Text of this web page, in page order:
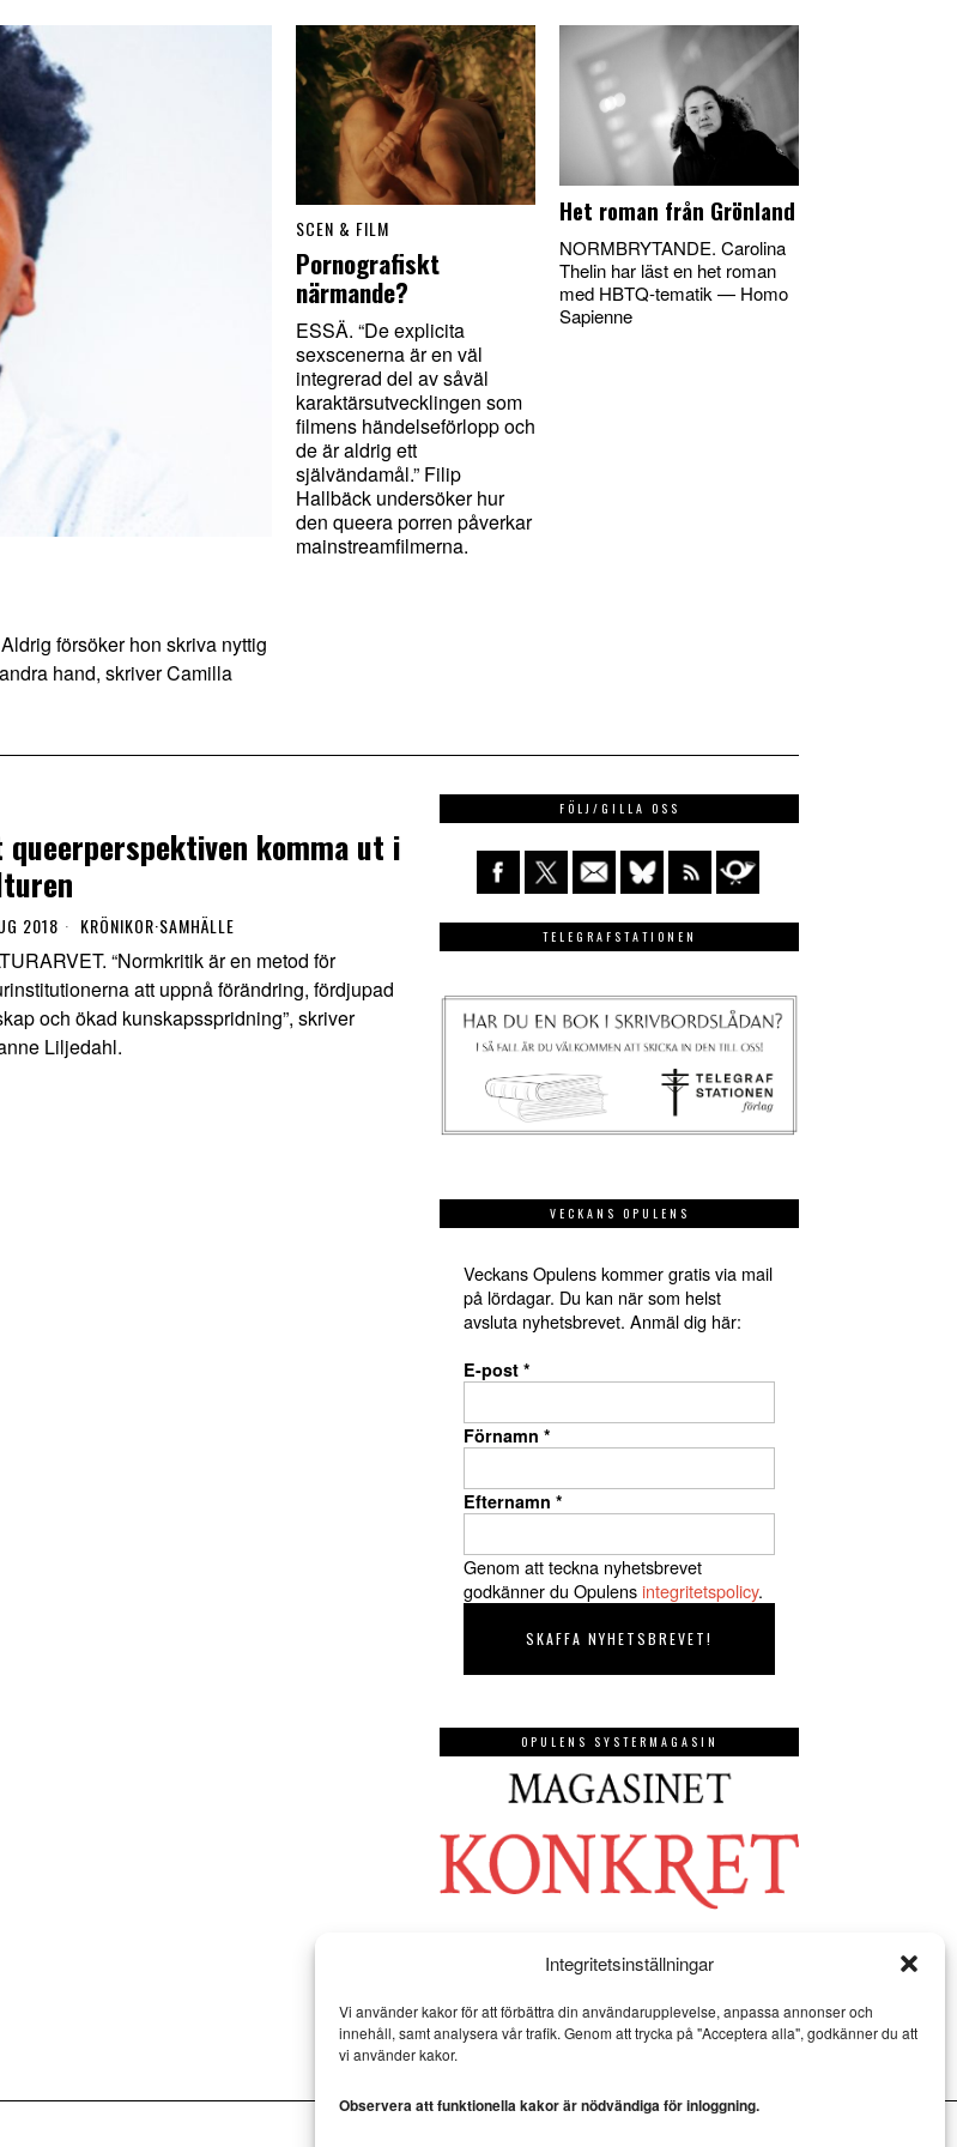
Integritetsinställningar
Vi använder kakor för att förbättra din användarupplevelse, anpassa annonser och
innehåll, samt analysera vår trafik. Genom att trycka på "Acceptera alla", godkänner du att
vi använder kakor.
Observera att funktionella kakor är nödvändiga för inloggning.
försöker hon skriva nyttig
hand, skriver Camilla
SCEN & FILM
Pornografiskt
närmande?
ESSÄ. “De explicita
sexscenerna är en väl
integrerad del av såväl
karaktärsutvecklingen som
filmens händelseförlopp och
de är aldrig ett
självändamål.” Filip
Hallbäck undersöker hur
den queera porren påverkar
mainstreamfilmerna.
Het roman från Grönland
NORMBRYTANDE. Carolina
Thelin har läst en het roman
med HBTQ-tematik — Homo
Sapienne
queerperspektiven komma ut i
2018 KRÖNIKOR·SAMHÄLLE
“Normkritik är en metod för
att uppnå förändring, fördjupad
och ökad kunskapsspridning”, skriver
Liljedahl.
FÖLJ/GILLA OSS
TELEGRAFSTATIONEN
VECKANS OPULENS
Veckans Opulens kommer gratis via mail
på lördagar. Du kan när som helst
avsluta nyhetsbrevet. Anmäl dig här:
E-post *
Förnamn *
Efternamn *
Genom att teckna nyhetsbrevet
godkänner du Opulensintegritetspolicy.
OPULENS SYSTERMAGASIN